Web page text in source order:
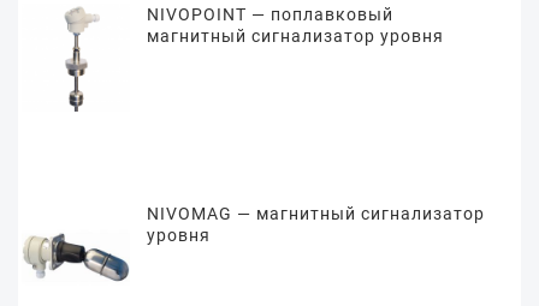
NIVOPOINT — поплавковый
магнитный сигнализатор уровня
NIVOMAG — магнитный сигнализатор
уровня